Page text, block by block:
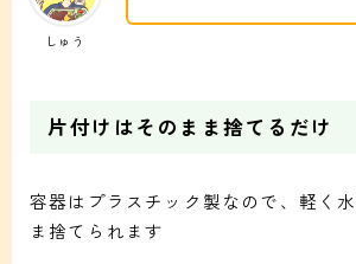
しゅう
片付けはそのまま捨てるだけ
容器はプラスチック製なので、軽く
ま捨てられます